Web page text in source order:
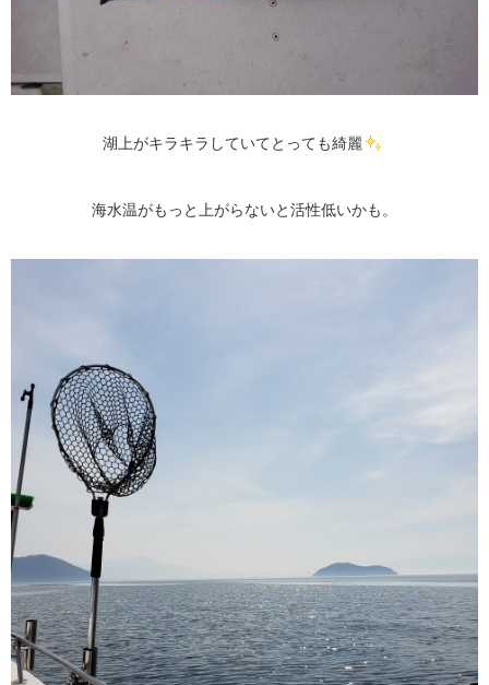
湖上がキラキラしていてとっても綺麗
海水温がもっと上がらないと活性低いかも。